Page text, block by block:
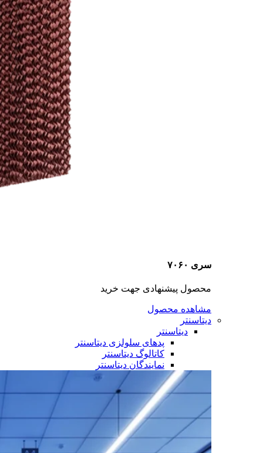
سری ۷۰۶۰
محصول پیشنهادی جهت خرید
مشاهده محصول
دیتاسنتر
دیتاسنتر
پدهای سلولزی دیتاسنتر
کاتالوگ دیتاسنتر
نمایندگان دیتاسنتر